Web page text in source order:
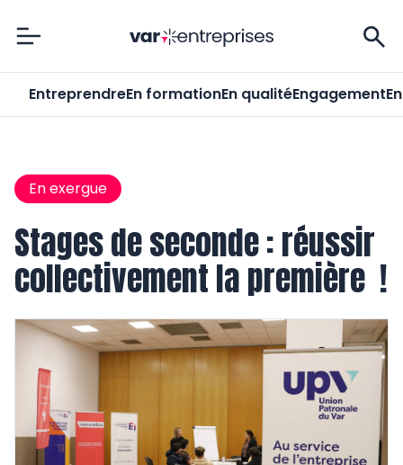
Var-Entreprises
EntreprendreEn formationEn qualitéEngagement
En exergue
Stages de seconde : réussir
collectivement la première !